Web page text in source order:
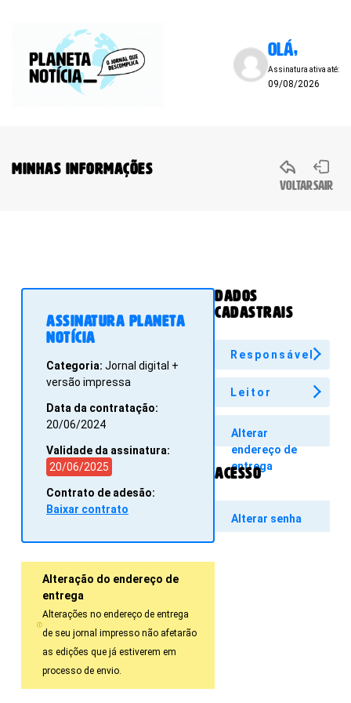
Olá,
Assinatura ativa até:
09/08/2026
Minhas Informações
VoltarSair
Assinatura Planeta
Notícia
Categoria: Jornal digital +
versão impressa
Data da contratação:
20/06/2024
Validade da assinatura:
20/06/2025
Contrato de adesão:
Baixar contrato
Alteração do endereço de
entrega
Alterações no endereço de entrega
de seu jornal impresso não afetarão
as edições que já estiverem em
processo de envio.
Dados
cadastrais
Responsável
Leitor
Alterar
endereço de
entrega
Acesso
Alterar senha